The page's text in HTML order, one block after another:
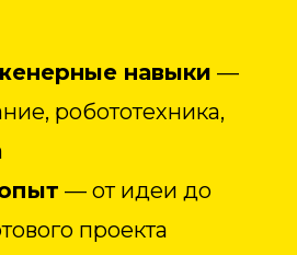
навыки —
робототехника,
— от идеи до
проекта